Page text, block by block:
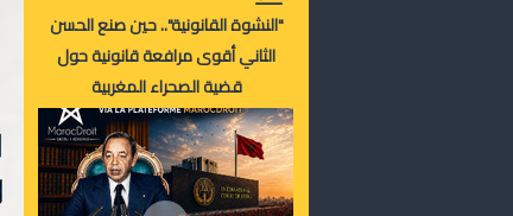
"النشوة القانونية".. حين صنع الحسن
الثاني أقوى مرافعة قانونية حول
قضية الصحراء المغربية